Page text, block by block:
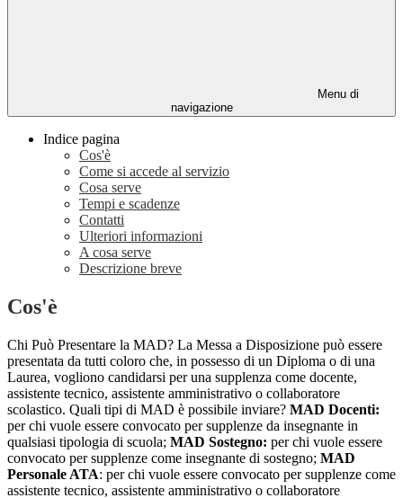
Menu di
navigazione
Indice pagina
Cos'è
Come si accede al servizio
Cosa serve
Tempi e scadenze
Contatti
Ulteriori informazioni
A cosa serve
Descrizione breve
Cos'è
Chi Può Presentare la MAD? La Messa a Disposizione può essere
presentata da tutti coloro che, in possesso di un Diploma o di una
Laurea, vogliono candidarsi per una supplenza come docente,
assistente tecnico, assistente amministrativo o collaboratore
scolastico. Quali tipi di MAD è possibile inviare? MAD Docenti:
per chi vuole essere convocato per supplenze da insegnante in
qualsiasi tipologia di scuola; MAD Sostegno: per chi vuole essere
convocato per supplenze come insegnante di sostegno; MAD
Personale ATA: per chi vuole essere convocato per supplenze come
assistente tecnico, assistente amministrativo o collaboratore